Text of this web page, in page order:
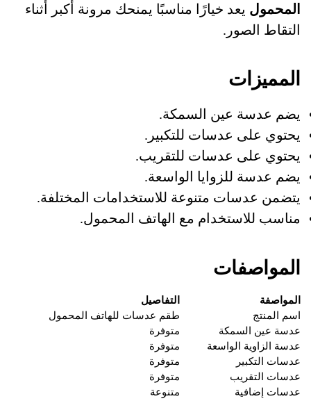
المحمول يعد خيارًا مناسبًا يمنحك مرونة أكبر أثناء
التقاط الصور.
المميزات
يضم عدسة عين السمكة.
يحتوي على عدسات للتكبير.
يحتوي على عدسات للتقريب.
يضم عدسة للزوايا الواسعة.
يتضمن عدسات متنوعة للاستخدامات المختلفة.
مناسب للاستخدام مع الهاتف المحمول.
المواصفات
المواصفة
التفاصيل
اسم المنتج
طقم عدسات للهاتف المحمول
عدسة عين السمكة
متوفرة
عدسة الزاوية الواسعة
متوفرة
عدسات التكبير
متوفرة
عدسات التقريب
متوفرة
عدسات إضافية
متنوعة